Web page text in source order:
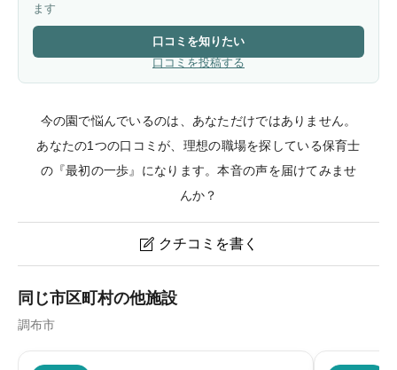
ます
口コミを知りたい
口コミを投稿する
今の園で悩んでいるのは、あなただけではありません。
あなたの1つの口コミが、理想の職場を探している保育士
の『最初の一歩』になります。本音の声を届けてみませ
んか？
 クチコミを書く
ニックネーム
同じ市区町村の他施設
調布市